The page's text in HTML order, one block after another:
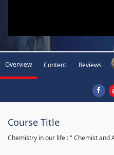
Overview Content Reviews
Course Title
Chemistry in our life : " Chemist and